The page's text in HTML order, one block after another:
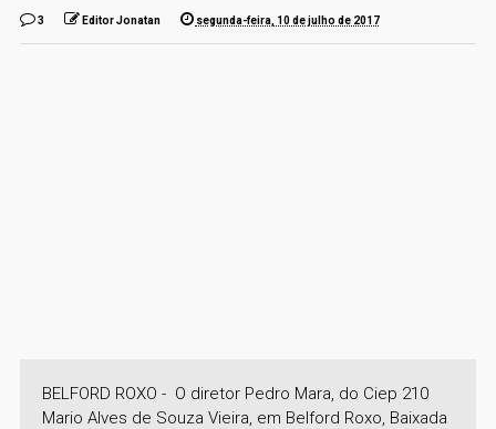
3 Editor Jonatan segunda-feira, 10 de julho de 2017
BELFORD ROXO - O diretor Pedro Mara, do Ciep 210
Mario Alves de Souza Vieira, em Belford Roxo, Baixada